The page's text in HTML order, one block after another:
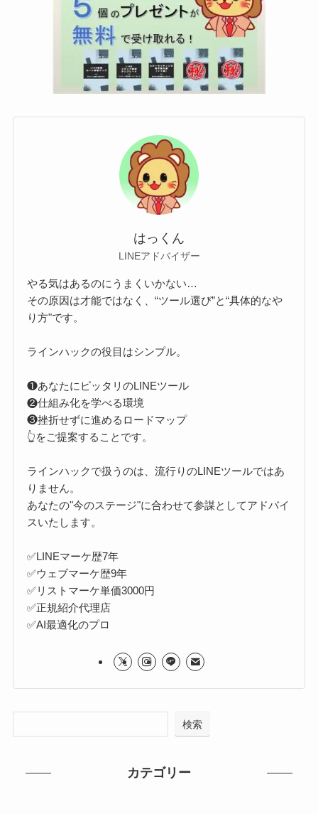
はっくん
LINEアドバイザー
やる気はあるのにうまくいかない…
その原因は才能ではなく、“ツール選び”と“具体的なや
り方"です。
ラインハックの役目はシンプル。
❶あなたにピッタリのLINEツール
❷仕組み化を学べる環境
❸挫折せずに進めるロードマップ
👆をご提案することです。
ラインハックで扱うのは、流行りのLINEツールではあ
りません。
あなたの"今のステージ"に合わせて参謀としてアドバイ
スいたします。
✅LINEマーケ歴7年
✅ウェブマーケ歴9年
✅リストマーケ単価3000円
✅正規紹介代理店
✅AI最適化のプロ
検索
カテゴリー